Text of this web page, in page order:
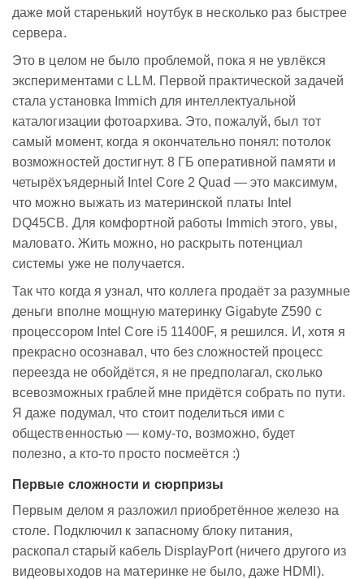
даже мой старенький ноутбук в несколько раз быстрее
сервера.
Это в целом не было проблемой, пока я не увлёкся
экспериментами с LLM. Первой практической задачей
стала установка Immich для интеллектуальной
каталогизации фотоархива. Это, пожалуй, был тот
самый момент, когда я окончательно понял: потолок
возможностей достигнут. 8 ГБ оперативной памяти и
четырёхъядерный Intel Core 2 Quad — это максимум,
что можно выжать из материнской платы Intel
DQ45CB. Для комфортной работы Immich этого, увы,
маловато. Жить можно, но раскрыть потенциал
системы уже не получается.
Так что когда я узнал, что коллега продаёт за разумные
деньги вполне мощную материнку Gigabyte Z590 с
процессором Intel Core i5 11400F, я решился. И, хотя я
прекрасно осознавал, что без сложностей процесс
переезда не обойдётся, я не предполагал, сколько
всевозможных граблей мне придётся собрать по пути.
Я даже подумал, что стоит поделиться ими с
общественностью — кому-то, возможно, будет
полезно, а кто-то просто посмеётся :)
Первые сложности и сюрпризы
Первым делом я разложил приобретённое железо на
столе. Подключил к запасному блоку питания,
раскопал старый кабель DisplayPort (ничего другого из
видеовыходов на материнке не было, даже HDMI).